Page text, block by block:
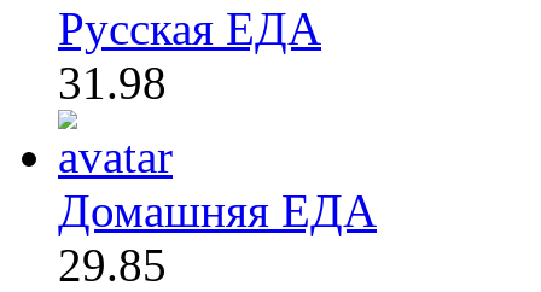
Русская ЕДА
31.98
Домашняя ЕДА
29.85